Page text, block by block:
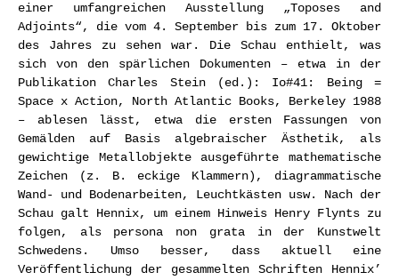
einer umfangreichen Ausstellung „Toposes and
Adjoints“, die vom 4. September bis zum 17. Oktober
des Jahres zu sehen war. Die Schau enthielt, was
sich von den spärlichen Dokumenten – etwa in der
Publikation Charles Stein (ed.): Io#41: Being =
Space x Action, North Atlantic Books, Berkeley 1988
– ablesen lässt, etwa die ersten Fassungen von
Gemälden auf Basis algebraischer Ästhetik, als
gewichtige Metallobjekte ausgeführte mathematische
Zeichen (z. B. eckige Klammern), diagrammatische
Wand- und Bodenarbeiten, Leuchtkästen usw. Nach der
Schau galt Hennix, um einem Hinweis Henry Flynts zu
folgen, als persona non grata in der Kunstwelt
Schwedens. Umso besser, dass aktuell eine
Veröffentlichung der gesammelten Schriften Hennix’